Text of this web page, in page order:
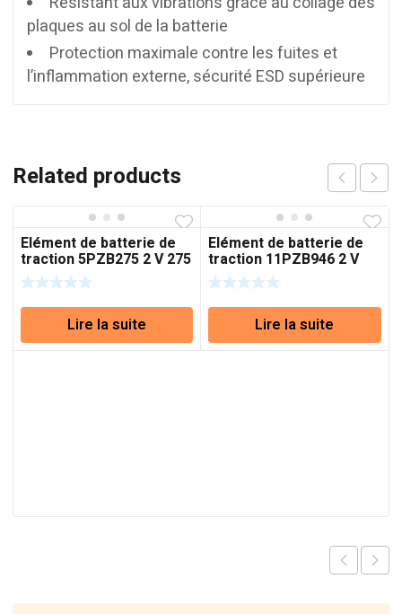
plaques au sol de la batterie
Protection maximale contre les fuites et
l’inflammation externe, sécurité ESD supérieure
Related products
Elément de batterie de
traction 5PZB275 2 V 275
Ah (C5)
Lire la suite
Elément de batterie de
traction 11PZB946 2 V
946 Ah (C5)
Lire la suite